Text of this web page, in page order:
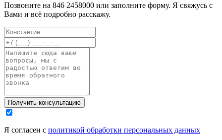
Позвоните на 846 2458000 или заполните форму. Я свяжусь с
Вами и всё подробно расскажу.
Я согласен с политикой обработки персональных данных